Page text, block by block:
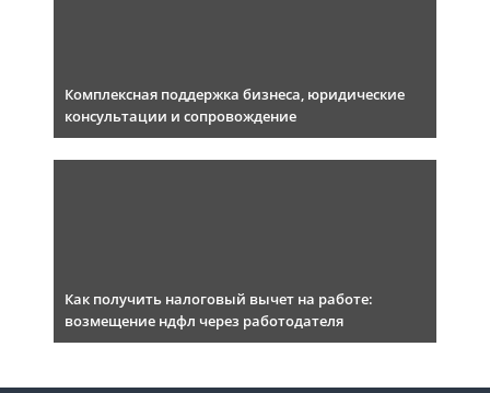
Комплексная поддержка бизнеса, юридические
консультации и сопровождение
Как получить налоговый вычет на работе:
возмещение ндфл через работодателя